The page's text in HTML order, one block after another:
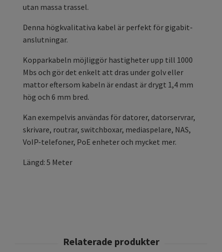
utan massa trassel.
Denna högkvalitativa kabel är perfekt för gigabit-
anslutningar.
Kopparkabeln möjliggör hastigheter upp till 1000
Mbs och gör det enkelt att dras under golv eller
mattor eftersom kabeln är endast är drygt 1,4 mm
hög och 6 mm bred.
Kan exempelvis användas för datorer, datorservrar,
skrivare, routrar, switchboxar, mediaspelare, NAS,
VoIP-telefoner, PoE enheter och mycket mer.
Längd: 5 Meter